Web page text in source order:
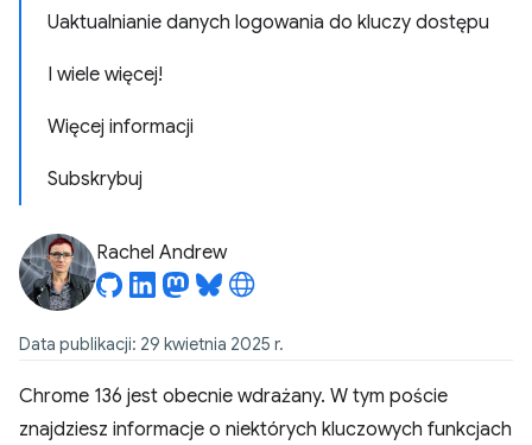
Uaktualnianie danych logowania do kluczy dostępu
I wiele więcej!
Więcej informacji
Subskrybuj
Rachel Andrew
Data publikacji: 29 kwietnia 2025 r.
Chrome 136 jest obecnie wdrażany. W tym poście
znajdziesz informacje o niektórych kluczowych funkcjach